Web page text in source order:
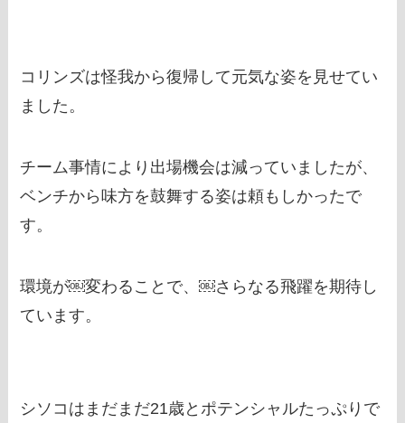
コリンズは怪我から復帰して元気な姿を見せてい
ました。
チーム事情により出場機会は減っていましたが、
ベンチから味方を鼓舞する姿は頼もしかったで
す。
環境が￼変わることで、￼さらなる飛躍を期待し
ています。
シソコはまだまだ21歳とポテンシャルたっぷりで